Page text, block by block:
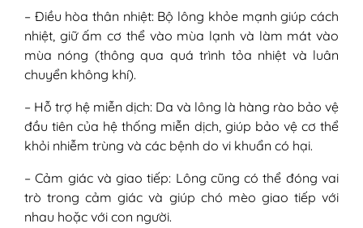
– Điều hòa thân nhiệt: Bộ lông khỏe mạnh giúp cách
nhiệt, giữ ấm cơ thể vào mùa lạnh và làm mát vào
mùa nóng (thông qua quá trình tỏa nhiệt và luân
chuyển không khí).
– Hỗ trợ hệ miễn dịch: Da và lông là hàng rào bảo vệ
đầu tiên của hệ thống miễn dịch, giúp bảo vệ cơ thể
khỏi nhiễm trùng và các bệnh do vi khuẩn có hại.
– Cảm giác và giao tiếp: Lông cũng có thể đóng vai
trò trong cảm giác và giúp chó mèo giao tiếp với
nhau hoặc với con người.